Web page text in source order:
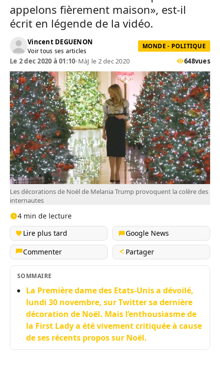
appelons fièrement maison», est-il
écrit en légende de la vidéo.
Vincent DEGUENON
Voir tous ses articles
MONDE - POLITIQUE
Le 2 dec 2020 à 01:10•MàJ le 2 dec 2020 648vues
Les décorations de Noël de Melania Trump provoquent la colère des
internautes
4 min de lecture
Lire plus tard
Google News
Commenter
Partager
SOMMAIRE
La Première dame des Etats-Unis a dévoilé,
lundi 30 novembre, sur Twitter sa dernière
décoration de Noël. Mais l’enthousiasme de
la First Lady a été vivement critiquée à cause
de ses récents propos sur Noël.